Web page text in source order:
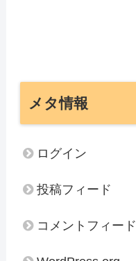
メタ情報
ログイン
投稿フィード
コメントフィード